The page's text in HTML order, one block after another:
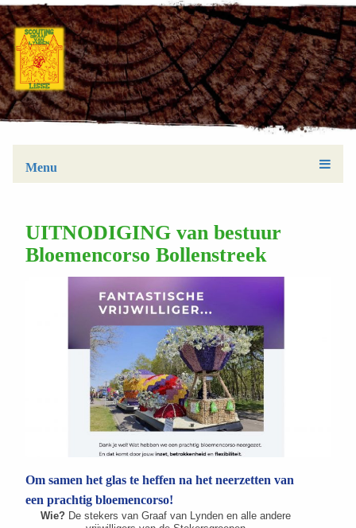
Menu
UITNODIGING van bestuur
Bloemencorso Bollenstreek
Om samen het glas te heffen na het neerzetten van
een prachtig bloemencorso!
Wie? De stekers van Graaf van Lynden en alle andere